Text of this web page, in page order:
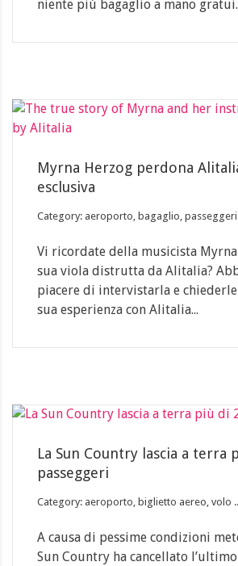
niente più bagaglio a mano
Myrna Herzog perdona
esclusiva
Category: aeroporto, bagaglio, passeggeri
Vi ricordate della musicista
sua viola distrutta da Alitalia?
piacere di intervistarla e
sua esperienza con Alitalia...
La Sun Country lascia a terra
passeggeri
Category: aeroporto, biglietto aereo, volo
A causa di pessime condizioni
Sun Country ha cancellato